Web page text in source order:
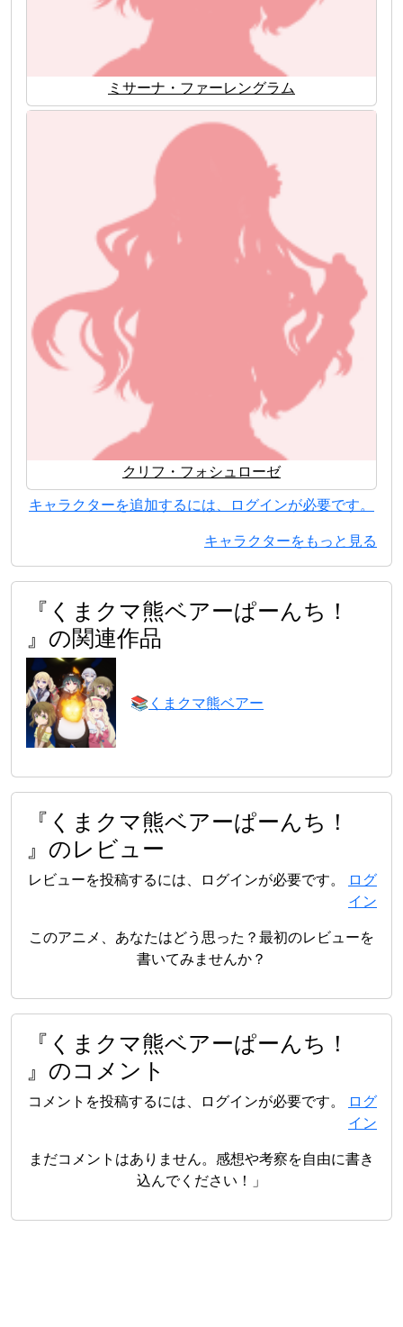
ミサーナ・ファーレングラム
クリフ・フォシュローゼ
キャラクターを追加するには、ログインが必要です。
キャラクターをもっと見る
『くまクマ熊ベアーぱーんち！
』の関連作品
📚 くまクマ熊ベアー
『くまクマ熊ベアーぱーんち！
』のレビュー
レビューを投稿するには、ログインが必要です。
ログ
イン
このアニメ、あなたはどう思った？最初のレビューを
書いてみませんか？
『くまクマ熊ベアーぱーんち！
』のコメント
コメントを投稿するには、ログインが必要です。
ログ
イン
まだコメントはありません。感想や考察を自由に書き
込んでください！」